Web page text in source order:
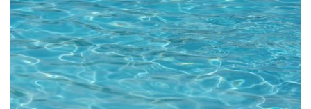
事
與
球
員
動
態